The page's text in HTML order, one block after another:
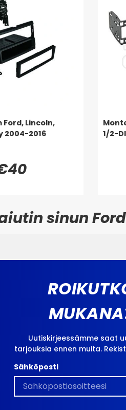
Lincoln,
2004-2016
1/2-
sinun
Uutiskirjeessämme saat
tarjouksia ennen muita.
Sähköposti